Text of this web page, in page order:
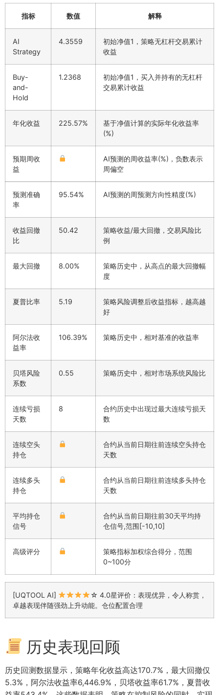
指标 数值 解释
AI
Strategy
4.3559
初始净值1，策略无杠杆交易累计
收益
Buy-
and-
Hold
1.2368
初始净值1，买入并持有的无杠杆
交易累计收益
年化收益 225.57%
基于净值计算的实际年化收益率
(%)
预期周收
益
AI预测的周收益率(%)，负数表示
周偏空
预测准确
率
95.54% AI预测的周预测方向性精度(%)
收益回撤
比
50.42
策略收益/最大回撤，交易风险比
例
最大回撤 8.00%
策略历史中，从高点的最大回撤幅
度
夏普比率 5.19
策略风险调整后收益指标，越高越
好
阿尔法收
益率
106.39% 策略历史中，相对基准的收益率
贝塔风险
系数
0.55 策略历史中，相对市场系统风险比
连续亏损
天数
8
合约历史中出现过最大连续亏损天
数
连续空头
持仓
合约从当前日期往前连续空头持仓
天数
连续多头
持仓
合约从当前日期往前连续多头持仓
天数
平均持仓
信号
合约从当前日期往前30天平均持
仓信号,范围[-10,10]
高级评分
策略指标加权综合得分，范围
0~100分
[UQTOOL AI]
☆ 4.0星评价：表现优异，令人称赏，
卓越表现伴随强劲上升动能。仓位配置合理
历史表现回顾
历史回测数据显示，策略年化收益高达170.7%，最大回撤仅
5.3%，阿尔法收益率6,446.9%，贝塔收益率61.7%，夏普收